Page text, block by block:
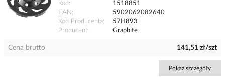
Kod
1518851
EAN
5902062082640
Kod Producenta
57H893
Producent
Graphite
Cena brutto 141,51 zł/szt
Pokaż szczegóły